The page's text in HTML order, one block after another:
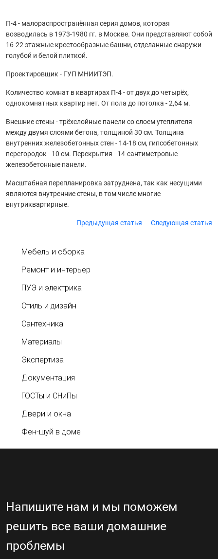
П-4 - малораспространённая серия домов, которая
возводилась в 1973-1980 гг. в Москве. Они представляют собой
16-22 этажные крестообразные башни, отделанные снаружи
голубой и белой плиткой.
Проектировщик - ГУП МНИИТЭП.
Количество комнат в квартирах П-4 - от двух до четырёх,
однокомнатных квартир нет. От пола до потолка - 2,64 м.
Внешние стены - трёхслойные панели со слоем утеплителя
между двумя слоями бетона, толщиной 30 см. Толщина
внутренних железобетонных стен - 14-18 см, гипсобетонных
перегородок - 10 см. Перекрытия - 14-сантиметровые
железобетонные панели.
Масштабная перепланировка затруднена, так как несущими
являются внутренние стены, в том числе многие
внутриквартирные.
Предыдущая статья Следующая статья
Мебель и сборка
Ремонт и интерьер
ПУЭ и электрика
Стиль и дизайн
Сантехника
Материалы
Экспертиза
Документация
ГОСТы и СНиПы
Двери и окна
Фен-шуй в доме
Напишите нам и мы поможем
решить все ваши домашние
проблемы